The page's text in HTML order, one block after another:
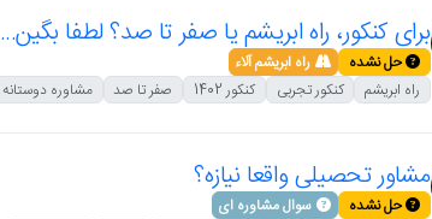
برای کنکور، راه ابریشم یا صفر تا صد؟ لطفا بگین...
حل نشده
راه ابریشم آلاء
راه ابریشم
کنکور تجربی کنکور 1402 صفر تا صد مشاوره دوستانه
مشاور تحصیلی واقعا نیازه؟
حل نشده
سوال مشاوره ای